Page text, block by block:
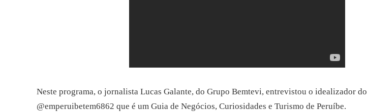
Neste programa, o jornalista Lucas Galante, do Grupo Bemtevi, entrevistou o idealizador do
@emperuibetem6862 que é um Guia de Negócios, Curiosidades e Turismo de Peruíbe.